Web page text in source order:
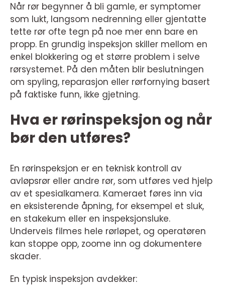
Når rør begynner å bli gamle, er symptomer
som lukt, langsom nedrenning eller gjentatte
tette rør ofte tegn på noe mer enn bare en
propp. En grundig inspeksjon skiller mellom en
enkel blokkering og et større problem i selve
rørsystemet. På den måten blir beslutningen
om spyling, reparasjon eller rørfornying basert
på faktiske funn, ikke gjetning.
Hva er rørinspeksjon og når
bør den utføres?
En rørinspeksjon er en teknisk kontroll av
avløpsrør eller andre rør, som utføres ved hjelp
av et spesialkamera. Kameraet føres inn via
en eksisterende åpning, for eksempel et sluk,
en stakekum eller en inspeksjonsluke.
Underveis filmes hele rørløpet, og operatøren
kan stoppe opp, zoome inn og dokumentere
skader.
En typisk inspeksjon avdekker: